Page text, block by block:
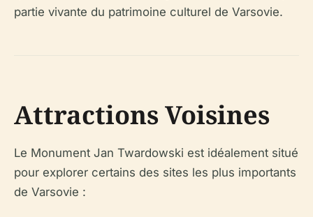
partie vivante du patrimoine culturel de Varsovie.
Attractions Voisines
Le Monument Jan Twardowski est idéalement situé
pour explorer certains des sites les plus importants
de Varsovie :